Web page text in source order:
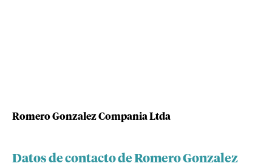
Romero Gonzalez Compania Ltda
Datos de contacto de Romero Gonzalez